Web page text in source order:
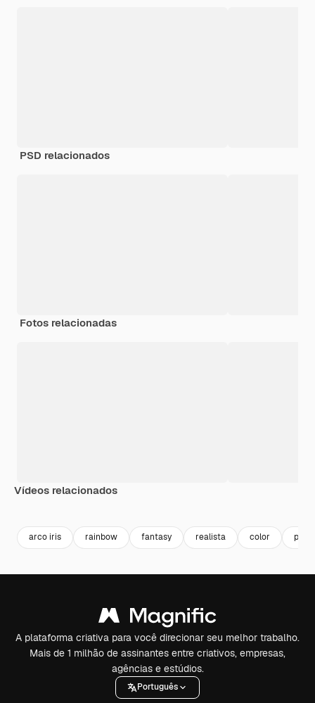
PSD relacionados
Fotos relacionadas
Vídeos relacionados
arco iris rainbow fantasy realista color
A plataforma criativa para você direcionar seu melhor trabalho.
Mais de 1 milhão de assinantes entre criativos, empresas,
agências e estúdios.
Português